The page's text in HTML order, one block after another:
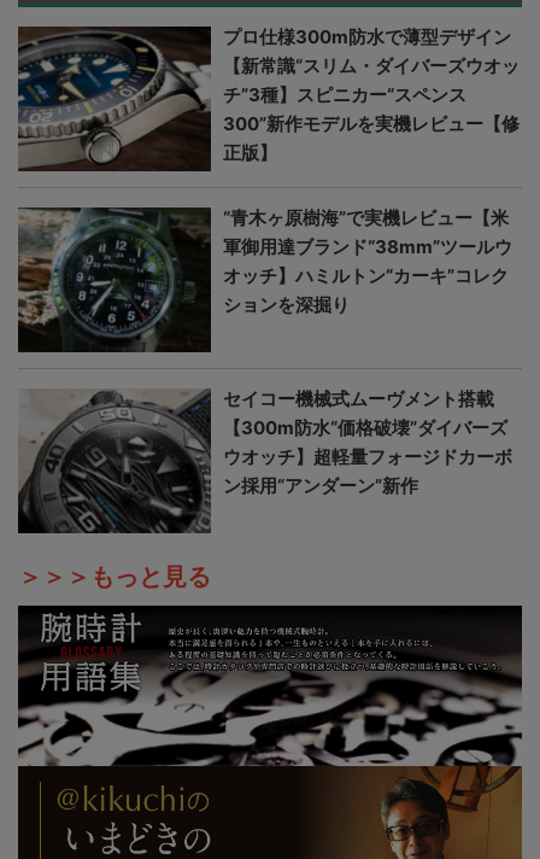
プロ仕様300m防水で薄型デザイン
【新常識“スリム・ダイバーズウオッ
チ”3種】スピニカー“スペンス
300”新作モデルを実機レビュー【修
正版】
“青木ヶ原樹海”で実機レビュー【米
軍御用達ブランド“38mm”ツールウ
オッチ】ハミルトン“カーキ”コレク
ションを深掘り
セイコー機械式ムーヴメント搭載
【300m防水“価格破壊”ダイバーズ
ウオッチ】超軽量フォージドカーボ
ン採用“アンダーン”新作
＞＞＞もっと見る